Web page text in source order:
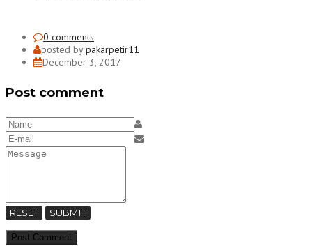
0 comments
posted bypakarpetir11
December 3, 2017
Post comment
RESET SUBMIT